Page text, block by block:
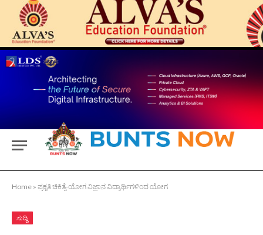
Home » ಪ್ರಕೃತಿ ಚಿಕಿತ್ಸೆ-ಯೋಗ ವಿಜ್ಞಾನ ವಿದ್ಯಾರ್ಥಿಗಳಿಂದ ಯೋಗ
ಸುದ್ದಿ